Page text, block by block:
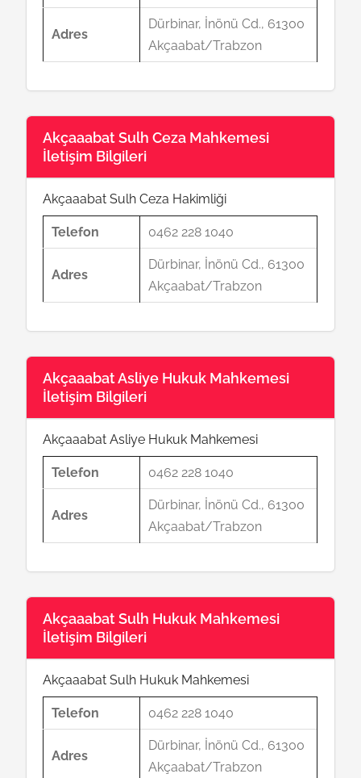
Adres
Dürbinar, İnönü Cd., 61300
Akçaabat/Trabzon
Akçaaabat Sulh Ceza Mahkemesi
İletişim Bilgileri
Akçaaabat Sulh Ceza Hakimliği
Telefon 0462 228 1040
Adres
Dürbinar, İnönü Cd., 61300
Akçaabat/Trabzon
Akçaaabat Asliye Hukuk Mahkemesi
İletişim Bilgileri
Akçaaabat Asliye Hukuk Mahkemesi
Telefon 0462 228 1040
Adres
Dürbinar, İnönü Cd., 61300
Akçaabat/Trabzon
Akçaaabat Sulh Hukuk Mahkemesi
İletişim Bilgileri
Akçaaabat Sulh Hukuk Mahkemesi
Telefon 0462 228 1040
Adres
Dürbinar, İnönü Cd., 61300
Akçaabat/Trabzon